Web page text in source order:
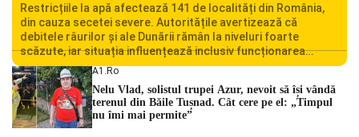
Restricțiile la apă afectează 141 de localități din România,
din cauza secetei severe. Autoritățile avertizează că
debitele râurilor și ale Dunării rămân la niveluri foarte
scăzute, iar situația influențează inclusiv funcționarea
Centralei Nucleare de la Cernavodă. România se confruntă
cu una dintre cele mai dificile perioade din punct de vedere
hidrologic din ultimii ani. Lipsa […]
A1.ro
Nelu Vlad, solistul trupei Azur, nevoit să își vândă
terenul din Băile Tușnad. Cât cere pe el: „Timpul
nu îmi mai permite”